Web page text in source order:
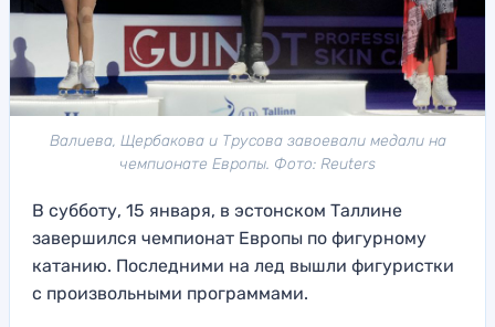
Валиева, Щербакова и Трусова завоевали медали на
чемпионате Европы. Фото: Reuters
В субботу, 15 января, в эстонском Таллине
завершился чемпионат Европы по фигурному
катанию. Последними на лед вышли фигуристки
с произвольными программами.